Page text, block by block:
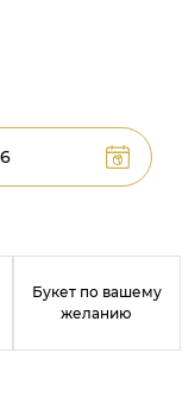
Букет по вашему
желанию